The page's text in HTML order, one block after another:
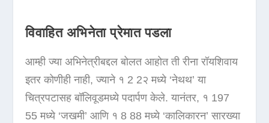
विवाहित अभिनेता प्रेमात पडला
आम्ही ज्या अभिनेत्रीबद्दल बोलत आहोत ती रीना रॉयशिवाय
इतर कोणीही नाही, ज्याने १ 2 2२ मध्ये ‘नेथथ’ या
चित्रपटासह बॉलिवूडमध्ये पदार्पण केले. यानंतर, १ 197
55 मध्ये ‘जखमी’ आणि १ 8 88 मध्ये ‘कालिकारन’ सारख्या